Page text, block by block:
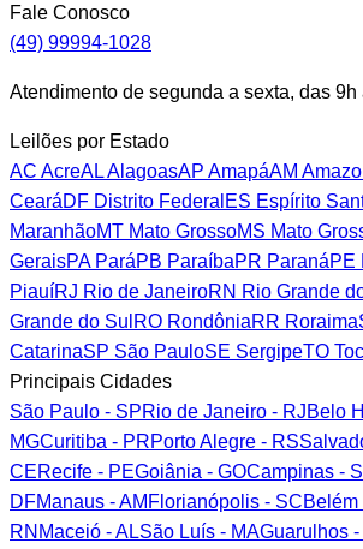
Fale Conosco
(49) 99994-1028
Atendimento de segunda a sexta, das 9h
Leilões por Estado
AC AcreALAlagoasAP AmapáAM
CearáDF Distrito Federal ES Espírito
MaranhãoMT Mato GrossoMS Mato
GeraisPAParáPB ParaíbaPR ParanáPE
PiauíRJ Rio de JaneiroRN Rio Grande
Grande do Sul RO RondôniaRR Roraima
CatarinaSP São PauloSE SergipeTO
Principais Cidades
São Paulo - SPRio de Janeiro - RJBelo
MGCuritiba - PRPorto Alegre - RS
CERecife - PEGoiânia - GOCampinas -
DFManaus - AM Florianópolis - SCBelém
RN Maceió - ALSão Luís - MAGuarulhos -